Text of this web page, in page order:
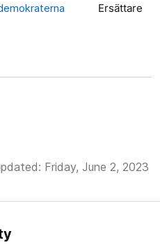
Ersättare
Friday, June 2, 2023